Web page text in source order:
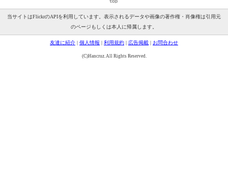
当サイトはFlickrのAPIを利用しています。表示されるデータや画像の著作権・肖像権は引用元
のページもしくは本人に帰属します。
友達に紹介 | 個人情報 | 利用規約 | 広告掲載 | お問合わせ
(C)Hancruz. All Rights Reserved.